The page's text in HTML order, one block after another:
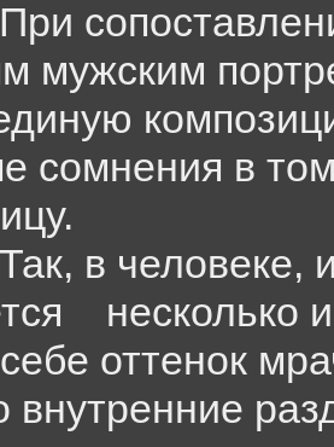
При
мужским
сомнения в
Так, в
несколько
оттенок
внутренние